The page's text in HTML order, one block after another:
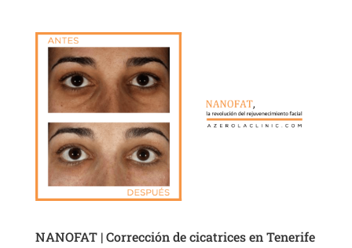
NANOFAT | Corrección de cicatrices en Tenerife